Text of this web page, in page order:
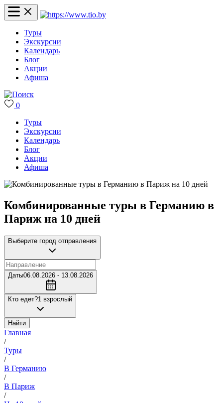
Туры
Экскурсии
Календарь
Блог
Акции
Афиша
0
Туры
Экскурсии
Календарь
Блог
Акции
Афиша
Комбинированные туры в Германию в
Париж на 10 дней
Выберите город отправления
Даты06.08.2026 - 13.08.2026
Кто едет?1 взрослый
Найти
Главная
/
Туры
/
В Германию
/
В Париж
/